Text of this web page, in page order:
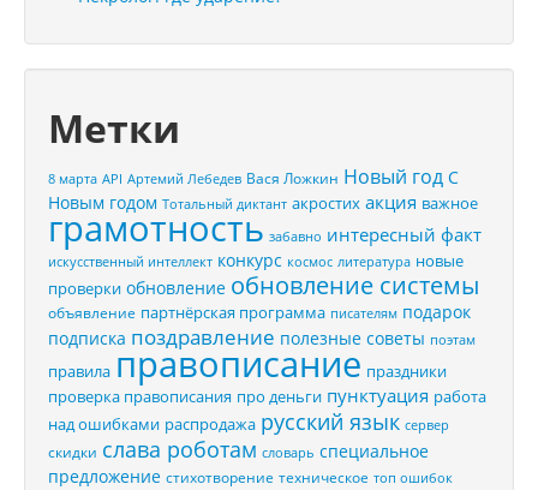
Метки
8 марта API Артемий Лебедев Вася Ложкин Новый год С
Новым годом Тотальный диктант акростих акция важное
грамотность забавно интересный факт
искусственный интеллект конкурс космос литература новые
проверки обновление обновление системы
объявление партнёрская программа писателям подарок
подписка поздравление полезные советы поэтам
правила правописание праздники
проверка правописания про деньги пунктуация работа
над ошибками распродажа русский язык сервер
скидки слава роботам словарь специальное
предложение стихотворение техническое топ ошибок